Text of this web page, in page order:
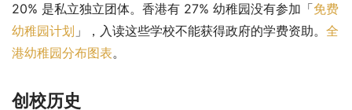
20% 是私立独立团体。香港有 27% 幼稚园没有参加「免费
幼稚园计划 」，入读这些学校不能获得政府的学费资助。 全
港幼稚园分布图表。
创校历史